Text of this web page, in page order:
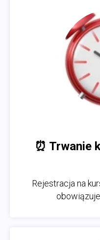
⏰ Trwanie
Rejestracja na